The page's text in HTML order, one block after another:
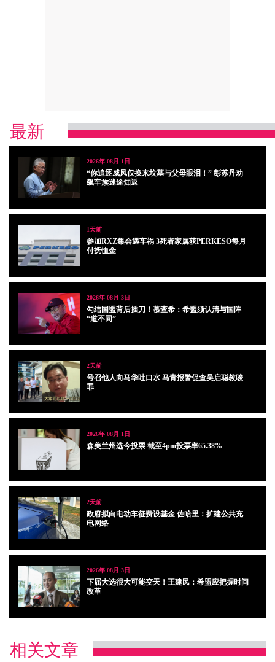
最新
2026年 08月 1日
“你追逐威风仅换来坟墓与父母眼泪！” 彭苏丹劝
飙车族迷途知返
1天前
参加RXZ集会遇车祸 3死者家属获PERKESO每月
付抚恤金
2026年 08月 3日
勾结国盟背后插刀！慕查希：希盟须认清与国阵
“道不同”
2天前
号召他人向马华吐口水 马青报警促查吴启聪教唆
罪
2026年 08月 1日
森美兰州选今投票 截至4pm投票率65.38%
2天前
政府拟向电动车征费设基金 佐哈里：扩建公共充
电网络
2026年 08月 3日
下届大选很大可能变天！王建民：希盟应把握时间
改革
相关文章